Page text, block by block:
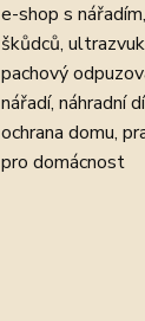
e-shop s
škůdců,
pachový
nářadí, náhradní
ochrana domu,
pro domácnost